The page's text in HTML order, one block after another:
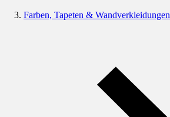
Farben, Tapeten & Wandverkleidungen